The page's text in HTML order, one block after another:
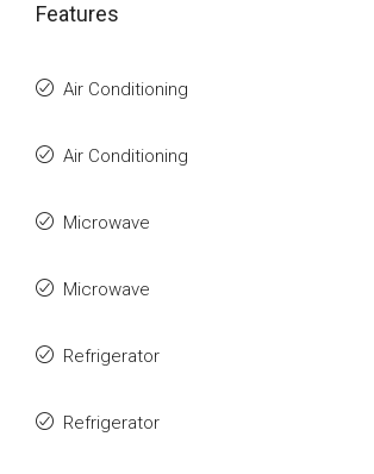
Features
Air Conditioning
Air Conditioning
Microwave
Microwave
Refrigerator
Refrigerator